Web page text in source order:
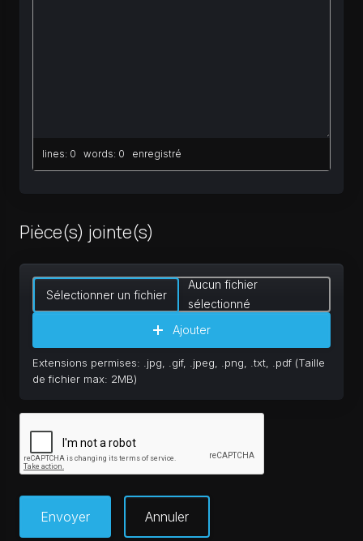
lines: 0 words: 0 enregistré
Pièce(s) jointe(s)
Sélectionner un fichier
Aucun fichier
sélectionné
Ajouter
Extensions permises: .jpg, .gif, .jpeg, .png, .txt, .pdf (Taille
de fichier max: 2MB)
Annuler